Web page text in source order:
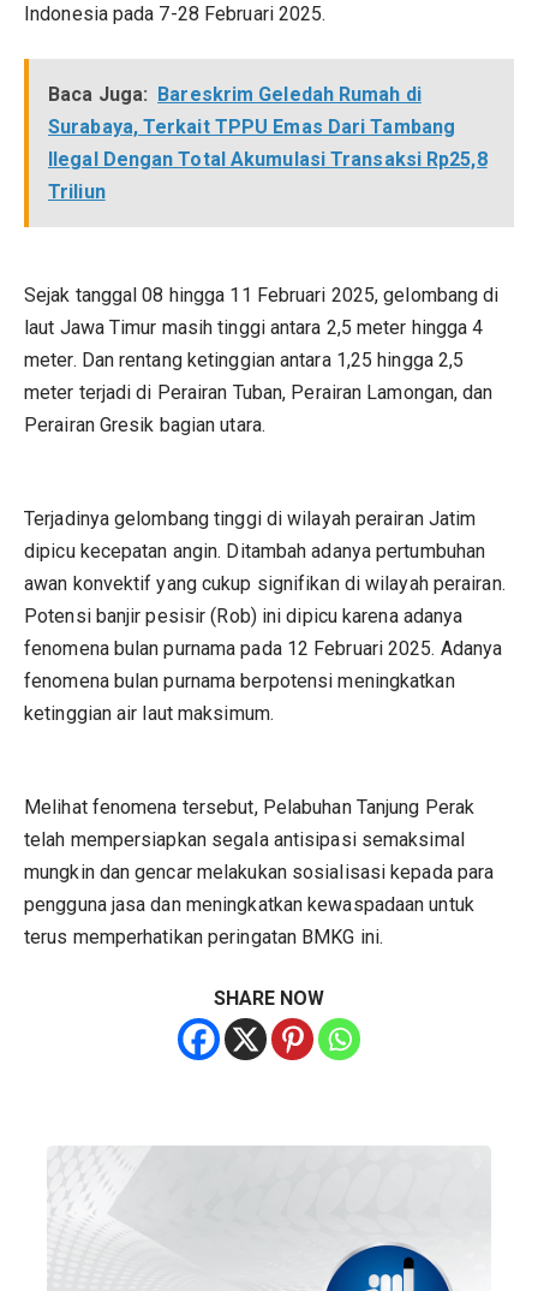
Indonesia pada 7-28 Februari 2025.
Baca Juga: Bareskrim Geledah Rumah di
Surabaya, Terkait TPPU Emas Dari Tambang
Ilegal Dengan Total Akumulasi Transaksi Rp25,8
Triliun
Sejak tanggal 08 hingga 11 Februari 2025, gelombang di
laut Jawa Timur masih tinggi antara 2,5 meter hingga 4
meter. Dan rentang ketinggian antara 1,25 hingga 2,5
meter terjadi di Perairan Tuban, Perairan Lamongan, dan
Perairan Gresik bagian utara.
Terjadinya gelombang tinggi di wilayah perairan Jatim
dipicu kecepatan angin. Ditambah adanya pertumbuhan
awan konvektif yang cukup signifikan di wilayah perairan.
Potensi banjir pesisir (Rob) ini dipicu karena adanya
fenomena bulan purnama pada 12 Februari 2025. Adanya
fenomena bulan purnama berpotensi meningkatkan
ketinggian air laut maksimum.
Melihat fenomena tersebut, Pelabuhan Tanjung Perak
telah mempersiapkan segala antisipasi semaksimal
mungkin dan gencar melakukan sosialisasi kepada para
pengguna jasa dan meningkatkan kewaspadaan untuk
terus memperhatikan peringatan BMKG ini.
SHARE NOW